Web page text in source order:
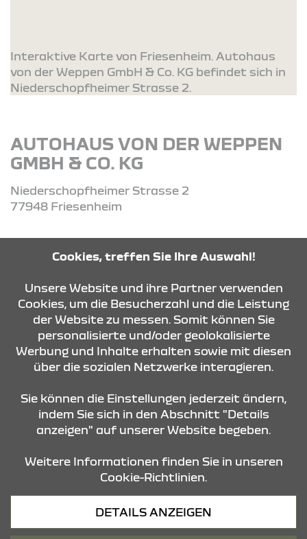
Interaktive Karte von Friesenheim. Autohaus
von der Weppen GmbH & Co. KG befindet sich in
Niederschopfheimer Strasse 2.
AUTOHAUS VON DER WEPPEN
GMBH & CO. KG
Niederschopfheimer Strasse 2
77948 Friesenheim
ROUTE PLANEN
ANFRAGE SENDEN
Datenschutz
Cookies, treffen Sie Ihre Auswahl!
Unsere Website und ihre Partner verwenden
Cookies, um die Besucherzahl und die Leistung
der Website zu messen. Somit können Sie
personalisierte und/oder geolokalisierte
Werbung und Inhalte erhalten sowie mit diesen
über die sozialen Netzwerke interagieren.
Sie können die Einstellungen jederzeit ändern,
indem Sie sich in den Abschnitt "Details
anzeigen" auf unserer Website begeben.
Weitere Informationen finden Sie in unseren
Cookie-Richtlinien.
DETAILS ANZEIGEN